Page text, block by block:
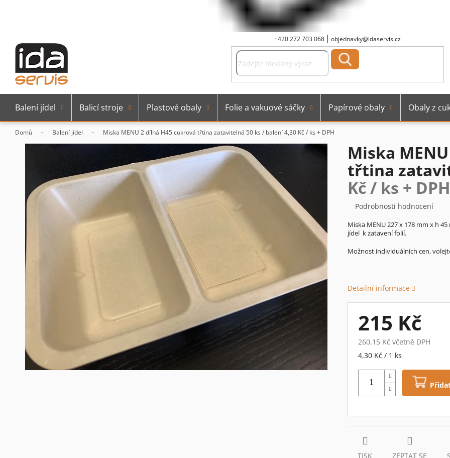
+420 272 703 068 objednavky@idaservis.cz
Balení jídel Balicí stroje Plastové obaly Folie a vakuové sáčky Papírové obaly Obaly z
Domů Balení jídel Miska MENU 2 dílná H45 cukrová třtina zatavitelná 50 ks / balení4,30 Kč / ks + DPH
Miska
třtina
Kč / ks + DPH
Průměrné
produktu
je
z
Podrobnosti hodnocení
Miska MENU 227 x 178 mm x h
jídel k zatavení folií.
Možnost individuálních cen,
Detailní informace
215 Kč
260,15 Kč včetně DPH
Měrná
4,30 Kč / 1 ks
TISK ZEPTAT SE